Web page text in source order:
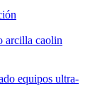
arcilla caolin
equipos ultra-